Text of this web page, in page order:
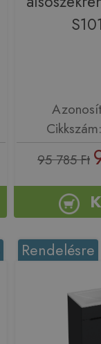
95 785 Ft
Rendelésre